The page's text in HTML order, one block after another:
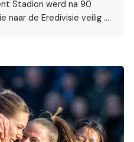
Stadion werd na 90
naar de Eredivisie veilig ….